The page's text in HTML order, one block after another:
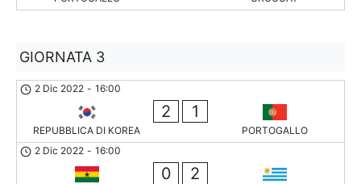
GIORNATA 3
2 Dic 2022 - 16:00
REPUBBLICA DI KOREA
2 1
PORTOGALLO
2 Dic 2022 - 16:00
0 2